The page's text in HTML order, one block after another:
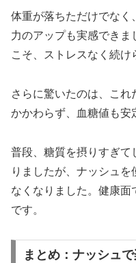
体重が落ちただけでなく
力のアップも実感できま
こそ、ストレスなく続け
さらに驚いたのは、こ
かかわらず、血糖値も安
普段、糖質を摂りすぎて
りましたが、ナッシュ
なくなりました。健康面
です。
まとめ：ナッシュ